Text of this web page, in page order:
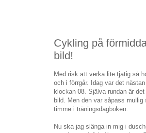
Cykling på
bild!
Med risk att verka lite tjatig så
och i förrgår. Idag var det
klockan 08. Själva rundan är
bild. Men den var såpass
timme i träningsdagboken.
Nu ska jag slänga in mig i